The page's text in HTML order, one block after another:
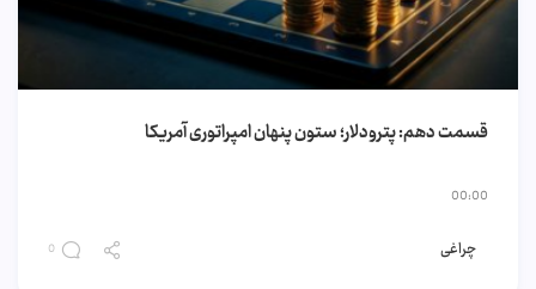
قسمت دهم: پترودلار؛ ستون پنهان امپراتوری آمریکا
00:00
چراغی 0